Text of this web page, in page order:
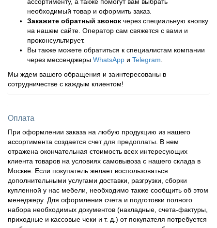
необходимый товар и оформить заказ.
Закажите обратный звонок через специальную кнопку
на нашем сайте. Оператор сам свяжется с вами и
проконсультирует.
Вы также можете обратиться к специалистам компании
через мессенджеры WhatsApp и Telegram
Мы ждем вашего обращения и заинтересованы в
сотрудничестве с каждым клиентом!
Оплата
При оформлении заказа на любую продукцию из нашего
ассортимента создается счет для предоплаты. В нем
отражена окончательная стоимость всех интересующих
клиента товаров на условиях самовывоза с нашего склада в
Москве. Если покупатель желает воспользоваться
дополнительными услугами доставки, разгрузки, сборки
купленной у нас мебели, необходимо также сообщить об этом
менеджеру. Для оформления счета и подготовки полного
набора необходимых документов (накладные, счета-фактуры,
приходные и кассовые чеки и т. д.) от покупателя потребуется